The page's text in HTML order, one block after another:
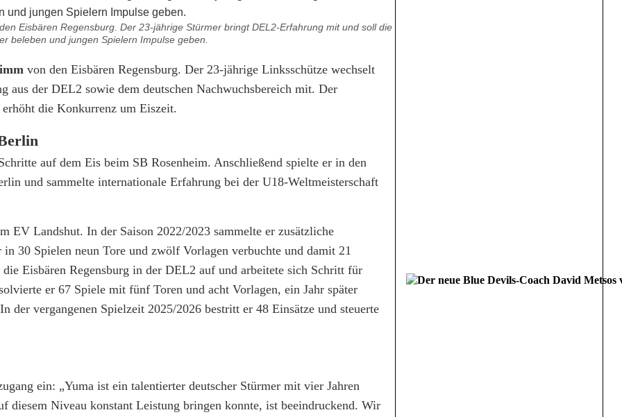
Eisbären Regensburg. Der 23-jährige Stürmer bringt DEL2-Erfahrung mit und soll die
beleben und jungen Spielern Impulse geben.
von den Eisbären Regensburg. Der 23-jährige Linksschütze wechselt
der DEL2 sowie dem deutschen Nachwuchsbereich mit. Der
die Konkurrenz um Eiszeit.
auf dem Eis beim SB Rosenheim. Anschließend spielte er in den
und sammelte internationale Erfahrung bei der U18-Weltmeisterschaft
EV Landshut. In der Saison 2022/2023 sammelte er zusätzliche
30 Spielen neun Tore und zwölf Vorlagen verbuchte und damit 21
Eisbären Regensburg in der DEL2 auf und arbeitete sich Schritt für
er 67 Spiele mit fünf Toren und acht Vorlagen, ein Jahr später
vergangenen Spielzeit 2025/2026 bestritt er 48 Einsätze und steuerte
ein: „Yuma ist ein talentierter deutscher Stürmer mit vier Jahren
diesem Niveau konstant Leistung bringen konnte, ist beeindruckend. Wir